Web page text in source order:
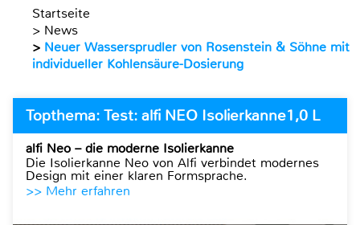
Startseite
> News
> Neuer Wassersprudler von Rosenstein & Söhne mit
individueller Kohlensäure-Dosierung
Topthema: Test: alfi NEO Isolierkanne1,0 L
alfi Neo – die moderne Isolierkanne
Die Isolierkanne Neo von Alfi verbindet modernes
Design mit einer klaren Formsprache.
>> Mehr erfahren